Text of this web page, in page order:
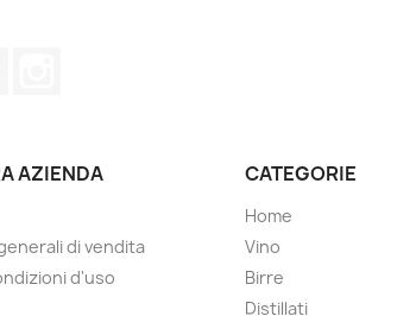
AZIENDA
di vendita
d'uso
CATEGORIE
Home
Vino
Birre
Distillati